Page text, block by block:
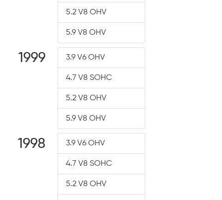
5.2 V8 OHV
5.9 V8 OHV
1999 3.9 V6 OHV
4.7 V8 SOHC
5.2 V8 OHV
5.9 V8 OHV
1998 3.9 V6 OHV
4.7 V8 SOHC
5.2 V8 OHV